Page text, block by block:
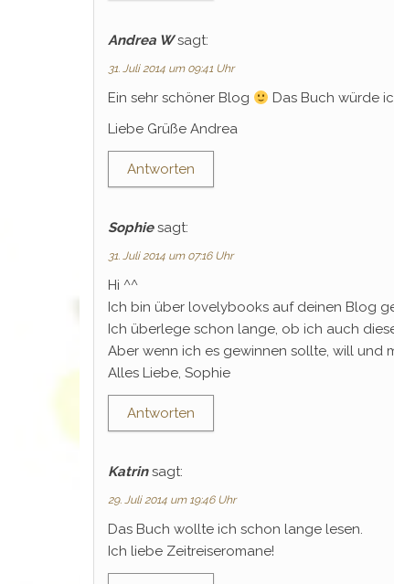
Andrea W sagt:
31. Juli 2014 um 09:41 Uhr
Ein sehr schöner Blog
Das Buch würde
Liebe Grüße Andrea
Antworten
Sophie sagt:
31. Juli 2014 um 07:16 Uhr
Hi ^^
Ich bin über lovelybooks auf deinen Blog
Ich überlege schon lange, ob ich auch
Aber wenn ich es gewinnen sollte, will und
Alles Liebe, Sophie
Antworten
Katrin sagt:
29. Juli 2014 um 19:46 Uhr
Das Buch wollte ich schon lange lesen.
Ich liebe Zeitreiseromane!